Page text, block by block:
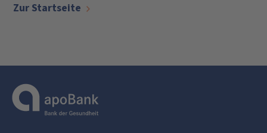
Zur Startseite